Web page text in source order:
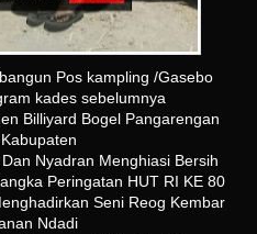
Pos kampling /Gasebo
kades sebelumnya
Billiyard Bogel Pangarengan
Nyadran Menghiasi Bersih
Peringatan HUT RI KE 80
Seni Reog Kembar
Ndadi